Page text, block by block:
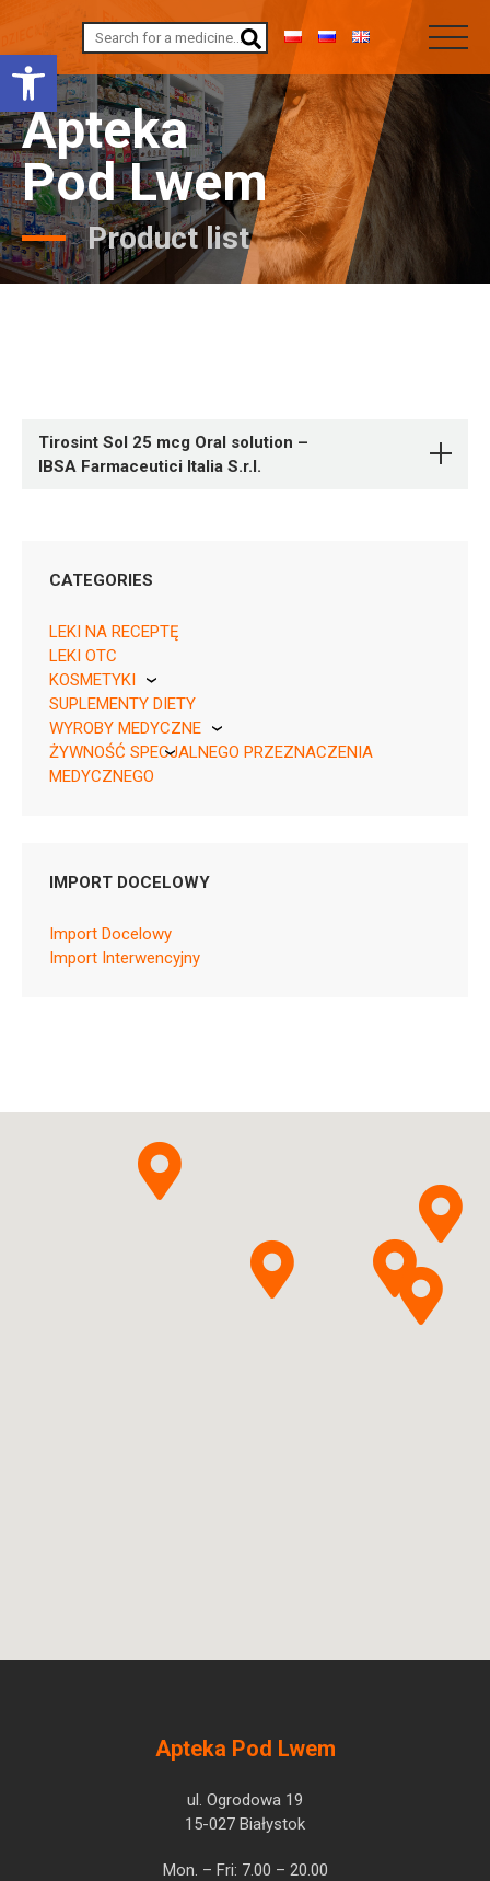
Open toolbar
Apteka
Pod Lwem
Product list
Tirosint Sol 25 mcg Oral solution –
IBSA Farmaceutici Italia S.r.l.
08033638953020, Rp 30 subu. 1 ml,
05909991421854, Rp, Deleted
CATEGORIES
LEKI NA RECEPTĘ
LEKI OTC
KOSMETYKI
Pierre Fabre
SUPLEMENTY DIETY
WYROBY MEDYCZNE
KikGel
ŻYWNOŚĆ SPECJALNEGO PRZEZNACZENIA
MEDYCZNEGO
IMPORT DOCELOWY
Import Docelowy
Import Interwencyjny
Apteka Pod Lwem
ul. Ogrodowa 19
15-027 Białystok
Mon. – Fri: 7.00 – 20.00